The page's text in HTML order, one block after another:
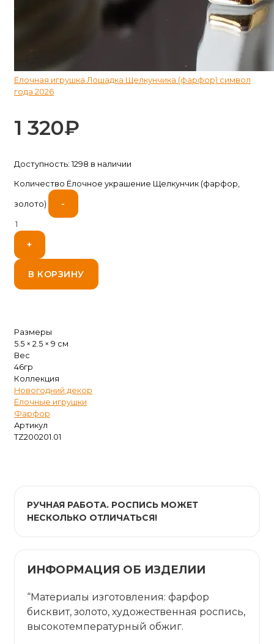
Ёлочная игрушка Лошадка Щелкунчика (фарфор) символ
года 2026
1 320₽
Доступность: 1298 в наличии
Количество Ёлочное украшение Щелкунчик (фарфор,
золото) -
+
В КОРЗИНУ
Размеры
5.5 × 2.5 × 9 см
Вес
46гр
Коллекция
Новогодний декор
Ёлочные игрушки
Фарфор
Артикул
TZ200201.01
РУЧНАЯ РАБОТА. РОСПИСЬ МОЖЕТ
НЕСКОЛЬКО ОТЛИЧАТЬСЯ!
ИНФОРМАЦИЯ ОБ ИЗДЕЛИИ
“Материалы изготовления: фарфор
бисквит, золото, художественная роспись,
высокотемпературный обжиг.